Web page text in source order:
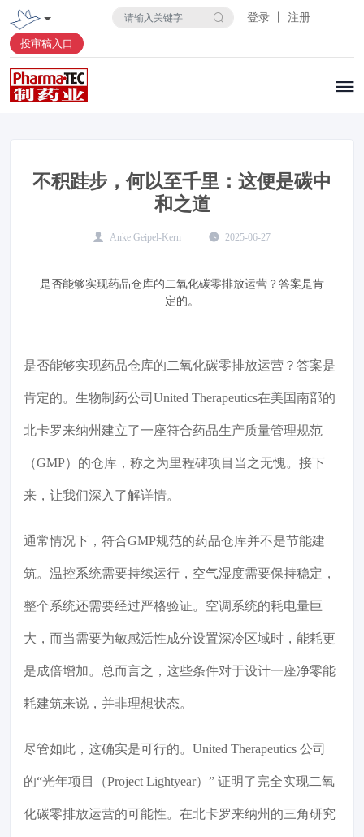
登录 丨 注册
投审稿入口
不积跬步，何以至千里：这便是碳中
和之道
Anke Geipel-Kern 2025-06-27
是否能够实现药品仓库的二氧化碳零排放运营？答案是肯
定的。
是否能够实现药品仓库的二氧化碳零排放运营？答案是
肯定的。生物制药公司United Therapeutics在美国南部的
北卡罗来纳州建立了一座符合药品生产质量管理规范
（GMP）的仓库，称之为里程碑项目当之无愧。接下
来，让我们深入了解详情。
通常情况下，符合GMP规范的药品仓库并不是节能建
筑。温控系统需要持续运行，空气湿度需要保持稳定，
整个系统还需要经过严格验证。空调系统的耗电量巨
大，而当需要为敏感活性成分设置深冷区域时，能耗更
是成倍增加。总而言之，这些条件对于设计一座净零能
耗建筑来说，并非理想状态。
尽管如此，这确实是可行的。United Therapeutics 公司
的“光年项目（Project Lightyear）” 证明了完全实现二氧
化碳零排放运营的可能性。在北卡罗来纳州的三角研究